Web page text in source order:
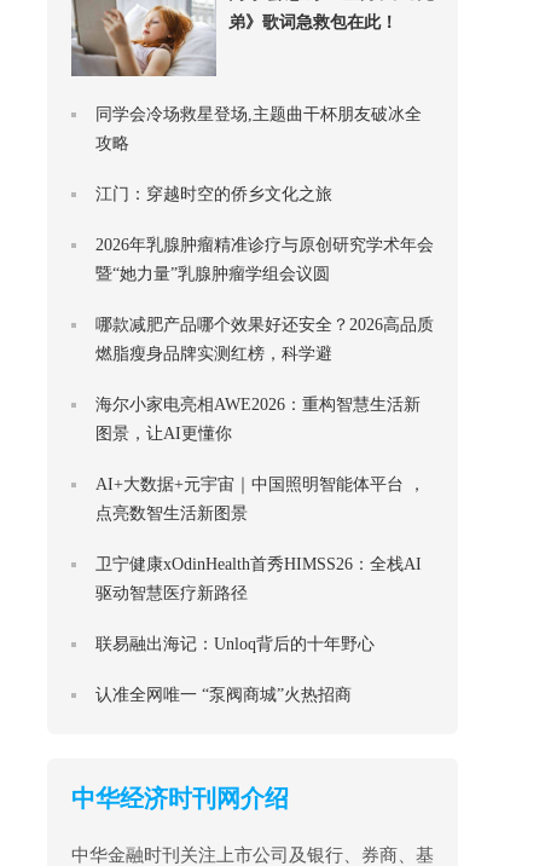
弟》歌词急救包在此！
同学会冷场救星登场,主题曲干杯朋友破冰全
攻略
江门：穿越时空的侨乡文化之旅
2026年乳腺肿瘤精准诊疗与原创研究学术年会
暨“她力量”乳腺肿瘤学组会议圆
​哪款减肥产品哪个效果好还安全？2026高品质
燃脂瘦身品牌实测红榜，科学避
海尔小家电亮相AWE2026：重构智慧生活新
图景，让AI更懂你
AI+大数据+元宇宙｜中国照明智能体平台 ，
点亮数智生活新图景
卫宁健康xOdinHealth首秀HIMSS26：全栈AI
驱动智慧医疗新路径
联易融出海记：Unloq背后的十年野心
认准全网唯一 “泵阀商城”火热招商
中华经济时刊网介绍
中华金融时刊关注上市公司及银行、券商、基